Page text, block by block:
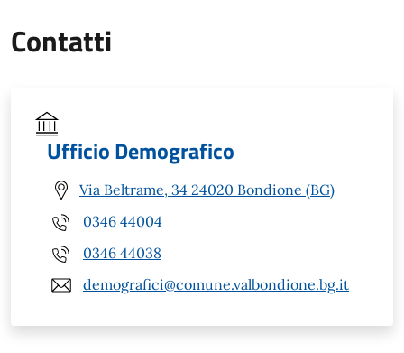
Contatti
Ufficio Demografico
Via Beltrame, 34 24020 Bondione (BG)
0346 44004
0346 44038
demografici@comune.valbondione.bg.it